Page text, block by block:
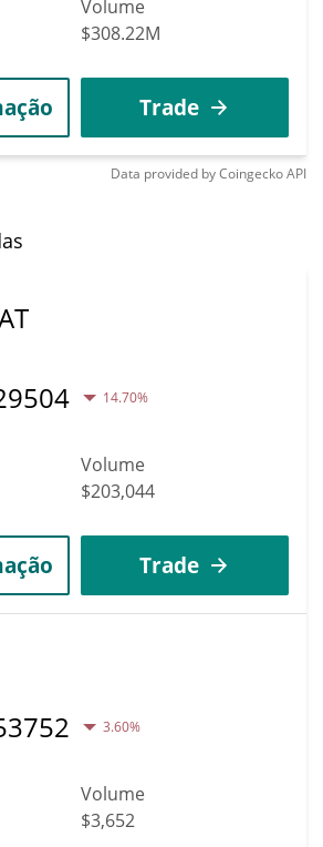
Volume
$308.22M
Trade
Data provided byCoingeckoAPI
14.70%
Volume
$203,044
Trade
3.60%
Volume
$3,652